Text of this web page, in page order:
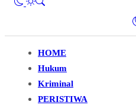
HOME
Hukum
Kriminal
PERISTIWA